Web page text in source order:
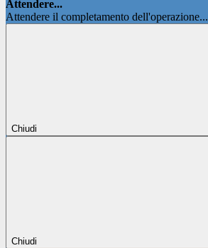
Attendere...
Attendere il completamento dell'operazione...
Chiudi
Chiudi